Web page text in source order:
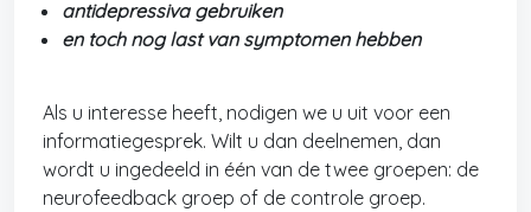
antidepressiva gebruiken
en toch nog last van symptomen hebben
Als u interesse heeft, nodigen we u uit voor een
informatiegesprek. Wilt u dan deelnemen, dan
wordt u ingedeeld in één van de twee groepen: de
neurofeedback groep of de controle groep.